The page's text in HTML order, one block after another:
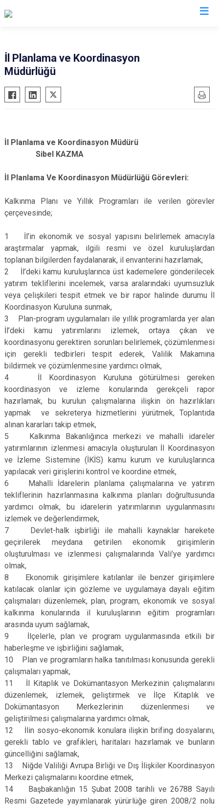
İl Planlama ve Koordinasyon
Müdürlüğü
İl Planlama ve Koordinasyon Müdürü
Sibel KAZMA
İl Planlama Ve Koordinasyon Müdürlüğü Görevleri:
Kalkınma Planı ve Yıllık Programları ile verilen görevler
çerçevesinde;
1 İl’in ekonomik ve sosyal yapısını belirlemek amacıyla
araştırmalar yapmak, ilgili resmi ve özel kuruluşlardan
toplanan bilgilerden faydalanarak, il envanterini hazırlamak,
2 İl’deki kamu kuruluşlarınca üst kademelere gönderilecek
yatırım tekliflerini incelemek, varsa aralarındaki uyumsuzluk
veya çelişkileri tespit etmek ve bir rapor halinde durumu İl
Koordinasyon Kuruluna sunmak,
3 Plan-program uygulamaları ile yıllık programlarda yer alan
İl’deki kamu yatırımlarını izlemek, ortaya çıkan ve
koordinasyonu gerektiren sorunları belirlemek, çözümlenmesi
için gerekli tedbirleri tespit ederek, Valilik Makamına
bildirmek ve çözümlenmesine yardımcı olmak,
4 İl Koordinasyon Kuruluna götürülmesi gereken
koordinasyon ve izleme konularında gerekçeli rapor
hazırlamak, bu kurulun çalışmalarına ilişkin ön hazırlıkları
yapmak ve sekreterya hizmetlerini yürütmek, Toplantıda
alınan kararları takip etmek,
5 Kalkınma Bakanlığınca merkezi ve mahalli idareler
yatırımlarının izlenmesi amacıyla oluşturulan İl Koordinasyon
ve İzleme Sistemine (İKİS) kamu kurum ve kuruluşlarınca
yapılacak veri girişlerini kontrol ve koordine etmek,
6 Mahalli İdarelerin planlama çalışmalarına ve yatırım
tekliflerinin hazırlanmasına kalkınma planları doğrultusunda
yardımcı olmak, bu idarelerin yatırımlarının uygulanmasını
izlemek ve değerlendirmek,
7 Devlet-halk işbirliği ile mahalli kaynaklar harekete
geçirilerek meydana getirilen ekonomik girişimlerin
oluşturulması ve izlenmesi çalışmalarında Vali’ye yardımcı
olmak,
8 Ekonomik girişimlere katılanlar ile benzer girişimlere
katılacak olanlar için gözleme ve uygulamaya dayalı eğitim
çalışmaları düzenlemek, plan, program, ekonomik ve sosyal
kalkınma konularında il kuruluşlarının eğitim programları
arasında uyum sağlamak,
9 İlçelerle, plan ve program uygulanmasında etkili bir
haberleşme ve işbirliğini sağlamak,
10 Plan ve programların halka tanıtılması konusunda gerekli
çalışmaları yapmak,
11 İl Kitaplık ve Dokümantasyon Merkezinin çalışmalarını
düzenlemek, izlemek, geliştirmek ve İlçe Kitaplık ve
Dokümantasyon Merkezlerinin düzenlenmesi ve
geliştirilmesi çalışmalarına yardımcı olmak,
12 İlin sosyo-ekonomik konulara ilişkin brifing dosyalarını,
gerekli tablo ve grafikleri, haritaları hazırlamak ve bunların
güncelliğini sağlamak,
13 Niğde Valiliği Avrupa Birliği ve Dış İlişkiler Koordinasyon
Merkezi çalışmalarını koordine etmek,
14 Başbakanlığın 15 Şubat 2008 tarihli ve 26788 Sayılı
Resmi Gazetede yayımlanarak yürürlüğe giren 2008/2 nolu